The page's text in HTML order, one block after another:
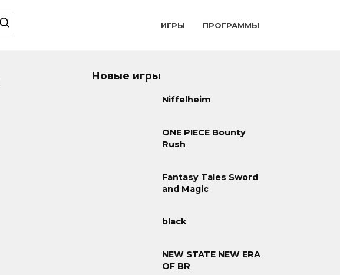
ИГРЫ ПРОГРАММЫ
Новые игры
Niffelheim
ONE PIECE Bounty
Rush
Fantasy Tales Sword
and Magic
black
NEW STATE NEW ERA
OF BR